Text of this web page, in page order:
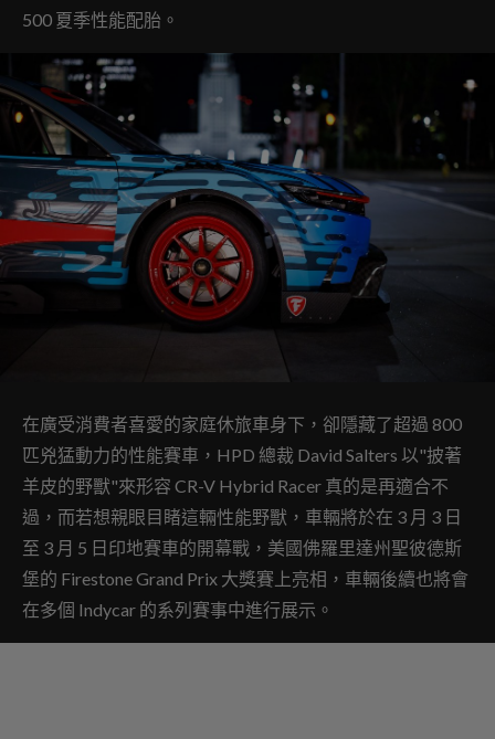
500 夏季性能配胎。
在廣受消費者喜愛的家庭休旅車身下，卻隱藏了超過 800
匹兇猛動力的性能賽車，HPD 總裁 David Salters 以"披著
羊皮的野獸"來形容 CR-V Hybrid Racer 真的是再適合不
過，而若想親眼目睹這輛性能野獸，車輛將於在 3 月 3 日
至 3 月 5 日印地賽車的開幕戰，美國佛羅里達州聖彼德斯
堡的 Firestone Grand Prix 大獎賽上亮相，車輛後續也將會
在多個 Indycar 的系列賽事中進行展示。